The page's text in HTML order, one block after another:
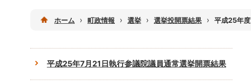
ホーム › 町政情報 › 選挙 › 選挙投開票結果 › 平成25年度
平成25年7月21日執行参議院議員通常選挙開票結果